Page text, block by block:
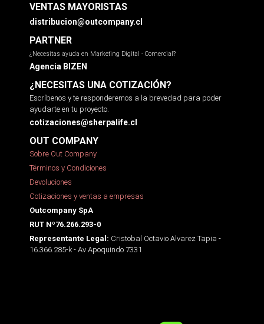
VENTAS MAYORISTAS
distribucion@outcompany.cl
PARTNER
¿Necesitas ayuda en Marketing Digital - Comercial?
Agencia BIZEN
¿NECESITAS UNA COTIZACIÓN?
Escríbenos y te responderemos a la brevedad para poder
ayudarte en tu proyecto.
cotizaciones@sherpalife.cl
OUT COMPANY
Sobre Out Company
Términos y Condiciones
Devoluciones
Cotizaciones y ventas a empresas
Outcompany SpA
RUT Nº76.266.293-0
Representante Legal: Cristobal Octavio Alvarez Tapia -
16.366.285-k - Av Apoquindo 7331